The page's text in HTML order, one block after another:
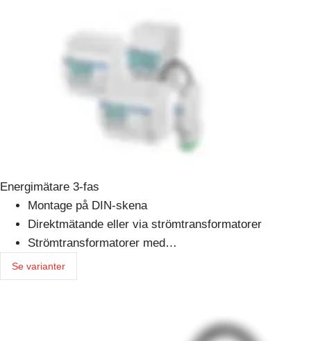
Energimätare 3-fas
Montage på DIN-skena
Direktmätande eller via strömtransformatorer
Strömtransformatorer med…
Se varianter